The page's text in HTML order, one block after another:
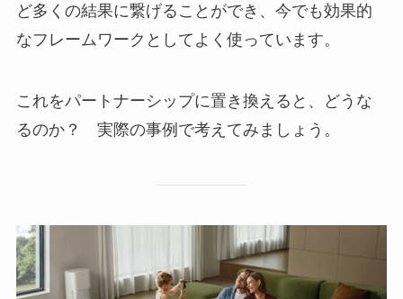
ど多くの結果に繋げることができ、今でも効果的
なフレームワークとしてよく使っています。
これをパートナーシップに置き換えると、どうな
るのか？ 実際の事例で考えてみましょう。